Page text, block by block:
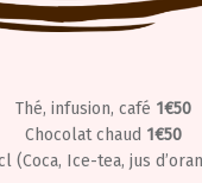
Thé, infusion, café 1€50
Chocolat chaud 1€50
(Coca, Ice-tea, jus